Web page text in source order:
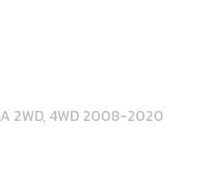
2WD, 4WD 2008-2020